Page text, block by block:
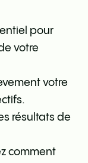
pour
votre
votre
résultats de
comment